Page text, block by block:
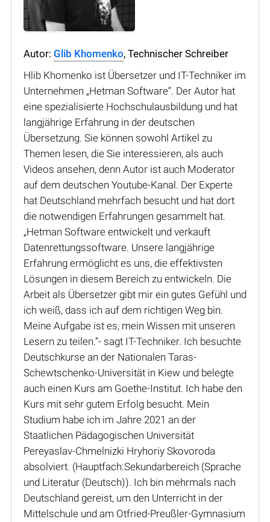
Autor: Glib Khomenko, Technischer Schreiber
Hlib Khomenko ist Übersetzer und IT-Techniker im
Unternehmen „Hetman Software“. Der Autor hat
eine spezialisierte Hochschulausbildung und hat
langjährige Erfahrung in der deutschen
Übersetzung. Sie können sowohl Artikel zu
Themen lesen, die Sie interessieren, als auch
Videos ansehen, denn Autor ist auch Moderator
auf dem deutschen Youtube-Kanal. Der Experte
hat Deutschland mehrfach besucht und hat dort
die notwendigen Erfahrungen gesammelt hat.
„Hetman Software entwickelt und verkauft
Datenrettungssoftware. Unsere langjährige
Erfahrung ermöglicht es uns, die effektivsten
Lösungen in diesem Bereich zu entwickeln. Die
Arbeit als Übersetzer gibt mir ein gutes Gefühl und
ich weiß, dass ich auf dem richtigen Weg bin.
Meine Aufgabe ist es, mein Wissen mit unseren
Lesern zu teilen.“- sagt IT-Techniker. Ich besuchte
Deutschkurse an der Nationalen Taras-
Schewtschenko-Universität in Kiew und belegte
auch einen Kurs am Goethe-Institut. Ich habe den
Kurs mit sehr gutem Erfolg besucht. Mein
Studium habe ich im Jahre 2021 an der
Staatlichen Pädagogischen Universität
Pereyaslav-Chmelnizki Hryhoriy Skovoroda
absolviert. (Hauptfach:Sekundarbereich (Sprache
und Literatur (Deutsch)). Ich bin mehrmals nach
Deutschland gereist, um den Unterricht in der
Mittelschule und am Otfried-Preußler-Gymnasium